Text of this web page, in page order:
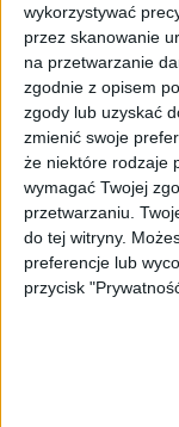
wykorzystywać
przez skanowanie
na przetwarzanie
zgodnie z opisem
zgody lub uzyskać
zmienić swoje
że niektóre rodzaje
wymagać Twojej
przetwarzaniu.
do tej witryny.
preferencje lub
przycisk
Circuit